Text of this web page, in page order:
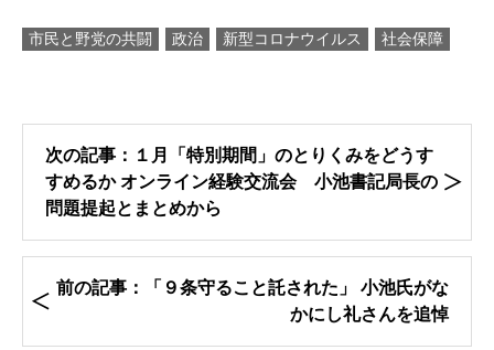
市民と野党の共闘 政治 新型コロナウイルス 社会保障
次の記事：１月「特別期間」のとりくみをどうす
すめるか オンライン経験交流会 小池書記局長の
問題提起とまとめから
前の記事：「９条守ること託された」 小池氏がな
かにし礼さんを追悼